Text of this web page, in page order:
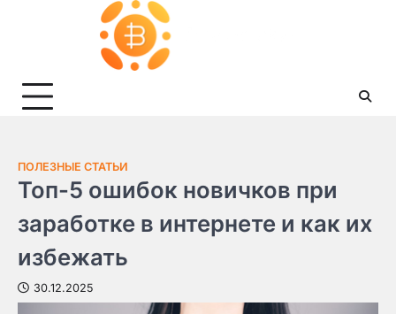
ПОЛЕЗНЫЕ СТАТЬИ
Топ-5 ошибок новичков при
заработке в интернете и как их
избежать
30.12.2025